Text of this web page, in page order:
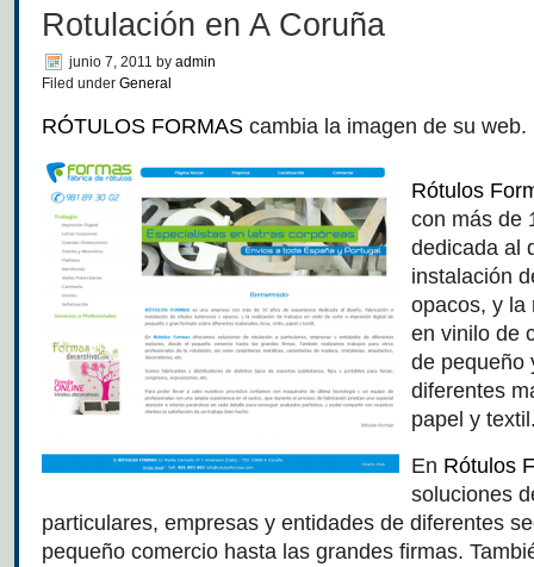
Rotulación en A Coruña
junio 7, 2011 by admin
Filed under General
RÓTULOS FORMAS cambia la imagen de su web.
Rótulos
con más de
dedicada al
instalación
opacos, y la
en vinilo de
de pequeño
diferentes
papel y
En Rótulos
soluciones
particulares, empresas y entidades de diferentes
pequeño comercio hasta las grandes firmas.